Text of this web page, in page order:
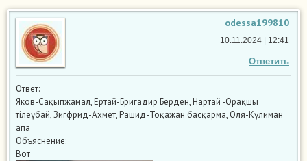
odessa199810
Ответить
10.11.2024 | 12:41
Ответ:
Яков-Сақыпжамал, Ертай-Бригадир Берден, Нартай -Орақшы
тілеүбай, Зигфрид-Ахмет, Рашид-Тоқажан басқарма, Оля-Күлиман
апа
Объяснение:
Вот